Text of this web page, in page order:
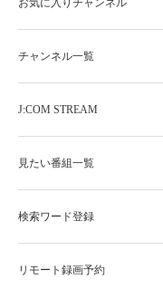
お気に入りチャンネル
チャンネル一覧
J:COM STREAM
見たい番組一覧
検索ワード登録
リモート録画予約